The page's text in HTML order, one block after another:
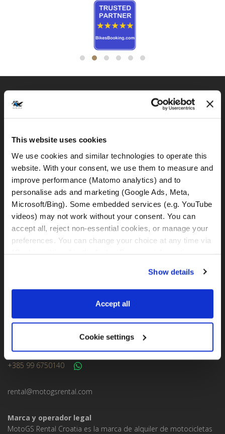
This website uses cookies
We use cookies and similar technologies to operate this
website. With your consent, we use them to measure and
improve performance (Matomo analytics) and to
personalise ads and marketing (Google Ads, Meta,
Microsoft/Bing). Some embedded services (e.g. YouTube
videos) may not work without your consent. You can
accept all, reject non-essential cookies, or manage your
preferences. You can change your choice at any time via
Show details
Accept all
Cookie settings
FLOTA BMW GS
(Meet&Greet Service Trogir)
21220, Seget Donji - Trogir (Croatia)
MotoGS Rental Croatia -
Meet&Greet Split Airport (Delivery Location)
Cesta Dr. Franje Tuđmana 1270
21217, Kaštel Štafilić (Croatia)
MotoGS Rental Croatia -
IBAN: DE77 1203 0000 1086 0115 23
BIC: BYLADEM1001
+49 151 44288997
+385 99 6750140
rental@motogsrental.com
Marca y operador legal
MotoGS Rental Croatia es la marca de alquiler de motocicletas